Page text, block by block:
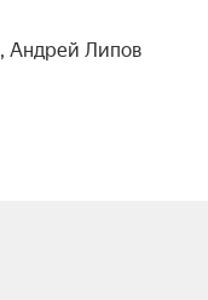
, Андрей Липов